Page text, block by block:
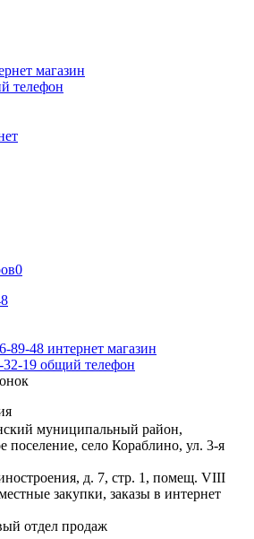
магазин
телефон
0
89-48 интернет магазин
32-19 общий телефон
муниципальный район,
поселение, село Кораблино, ул. 3-я
д. 7, стр. 1, помещ. VIII
закупки, заказы в интернет
отдел продаж